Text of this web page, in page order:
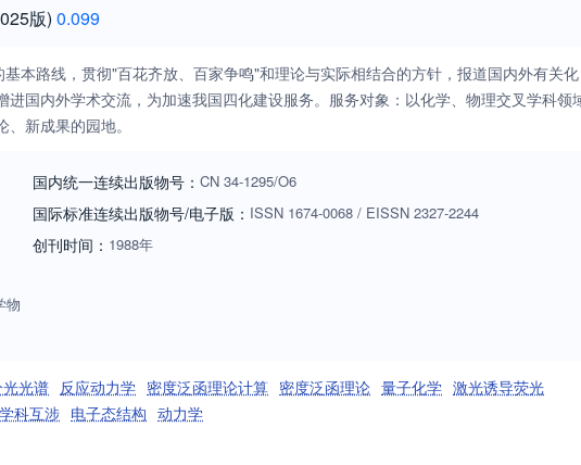
版) 0.099
本路线，贯彻"百花齐放、百家争鸣"和理论与实际相结合的方针，报道国内外有关化
国内外学术交流，为加速我国四化建设服务。服务对象：以化学、物理交叉学科领
新成果的园地。
物
国内统一连续出版物号： CN 34-1295/O6
国际标准连续出版物号/电子版 ： ISSN 1674-0068 / EISSN 2327-2244
创刊时间： 1988年
光谱 反应动力学 密度泛函理论计算 密度泛函理论 量子化学 激光诱导荧光
学科互涉 电子态结构 动力学